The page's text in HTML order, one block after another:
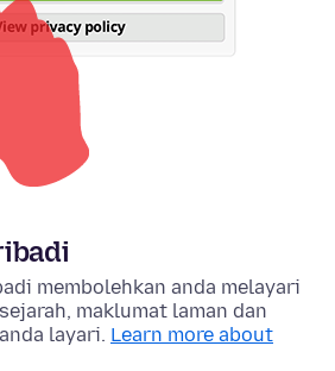
membolehkan anda melayari
maklumat laman dan
layari. Learn more about